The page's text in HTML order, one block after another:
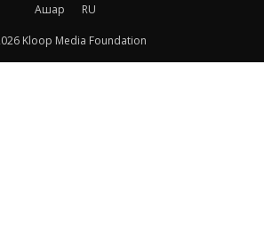
Ашар
RU
Kloop Media Foundation